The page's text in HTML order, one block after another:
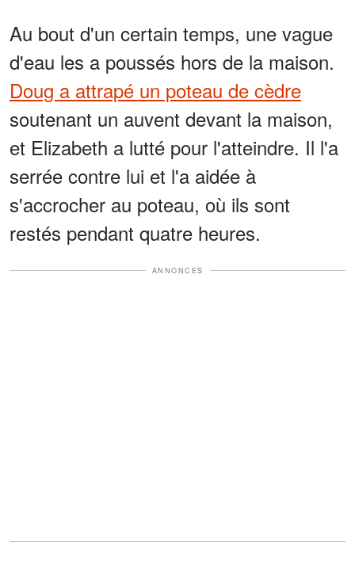
Au bout d'un certain temps, une vague
d'eau les a poussés hors de la maison.
Doug a attrapé un poteau de cèdre
soutenant un auvent devant la maison,
et Elizabeth a lutté pour l'atteindre. Il l'a
serrée contre lui et l'a aidée à
s'accrocher au poteau, où ils sont
restés pendant quatre heures.
ANNONCES